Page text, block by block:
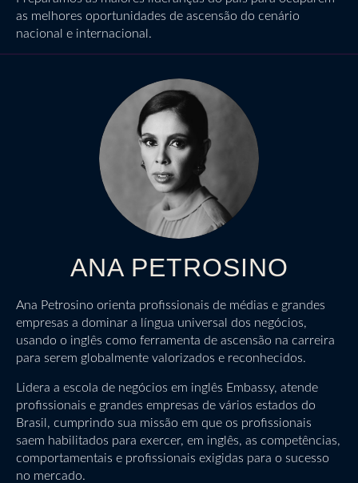
as melhores oportunidades de ascensão do cenário
nacional e internacional.
ANA PETROSINO
Ana Petrosino orienta profissionais de médias e grandes
empresas a dominar a língua universal dos negócios,
usando o inglês como ferramenta de ascensão na carreira
para serem globalmente valorizados e reconhecidos.
Lidera a escola de negócios em inglês Embassy, atende
profissionais e grandes empresas de vários estados do
Brasil, cumprindo sua missão em que os profissionais
saem habilitados para exercer, em inglês, as competências,
comportamentais e profissionais exigidas para o sucesso
no mercado.